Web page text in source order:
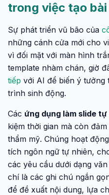
trong việc tạo
Sự phát triển vũ bão của
những cánh cửa mới cho
vì đối mặt với màn hình
template nhàm chán, giờ
tiếp với AI để biến ý tưởng
trình sinh động.
Các ứng dụng làm slide tự
kiệm thời gian mà còn
thẩm mỹ. Chúng hoạt
tích ngôn ngữ tự nhiên,
các yêu cầu dưới dạng
chí là các ghi chú ngắn
để đề xuất nội dung, lựa